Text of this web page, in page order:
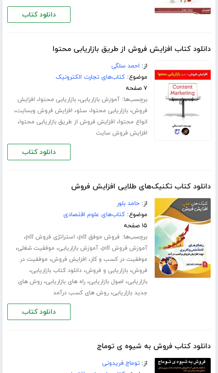
دانلود کتاب
دانلود کتاب افزایش فروش از طریق بازاریابی محتوا
از: احمد سلگی
موضوع:کتاب‌های تجارت الکترونیک
۷ صفحه
برچسب‌ها:آموزش بازاریابی،بازاریابی محتوا، افزایش
فروش،بازاریابی محتوا، سئو، افزایش فروش وبسایت،
انواع محتوا، افزایش فروش از طریق بازاریابی محتوا،
افزایش فروش سایت
دانلود کتاب
دانلود کتاب تکنیک‌های طلایی افزایش فروش
از:حامد بلور
موضوع:کتاب‌های علوم اقتصادی
۱۵ صفحه
برچسب‌ها: فروش موفق pdf ، استراتژی فروش pdf ،
آموزش فروش pdf ،آموزش بازاریابی، موفقیت شغلی،
موفقیت در کسب و کار، افزایش فروش، موفقیت در
فروش،بازاریابی و فروش،دانلود کتاب بازاریابی،
بازاریابی، اصول بازاریابی،راه های بازاریابی،روش های
جدید بازاریابی،روش های کسب درآمد
دانلود کتاب
دانلود کتاب فروش به شیوه ی توماج
از:توماج فریدونی